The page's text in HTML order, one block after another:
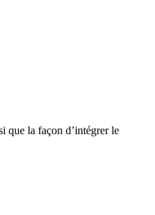
que la façon d’intégrer le